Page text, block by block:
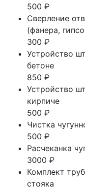
500 ₽
Сверление
(фанера,
300 ₽
Устройство
бетоне
850 ₽
Устройство
кирпиче
500 ₽
Чистка
500 ₽
Расчеканка
3000 ₽
Комплект
стояка